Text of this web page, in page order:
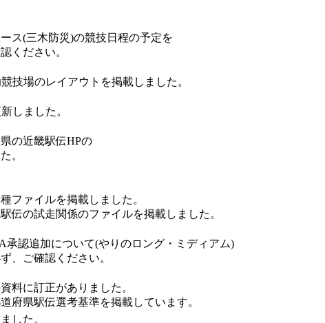
ス(三木防災)の競技日程の予定を
ください。
技場のレイアウトを掲載しました。
しました。
の近畿駅伝HPの
。
ファイルを掲載しました。
伝の試走関係のファイルを掲載しました。
承認追加について(やりのロング・ミディアム)
、ご確認ください。
料に訂正がありました。
府県駅伝選考基準を掲載しています。
した。